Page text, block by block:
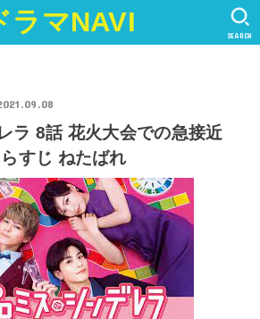
ラマNAVI SEARCH
ラ 8話 花火大会での急接近
すじ ねたばれ